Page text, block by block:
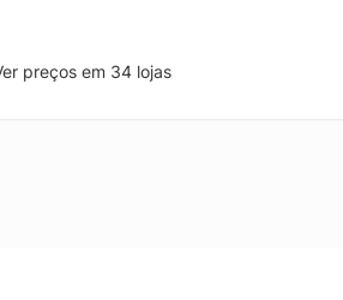
preços em 34 lojas